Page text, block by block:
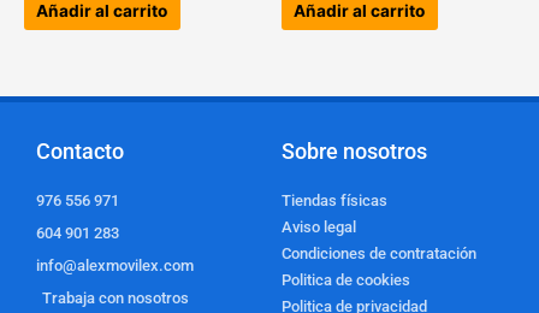
Añadir al carrito Añadir al carrito
Contacto
976 556 971
604 901 283
info@alexmovilex.com
Trabaja con nosotros
Sobre nosotros
Tiendas físicas
Aviso legal
Condiciones de contratación
Politica de cookies
Politica de privacidad